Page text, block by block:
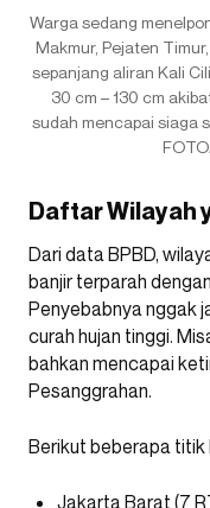
Warga sedang
Makmur, Pejaten
sepanjang aliran Kali
30 cm – 130 cm
sudah mencapai siaga
Daftar Wilayah
Dari data BPBD,
banjir terparah
Penyebabnya nggak
curah hujan tinggi.
bahkan mencapai
Pesanggrahan.
Berikut beberapa
Jakarta Barat (7